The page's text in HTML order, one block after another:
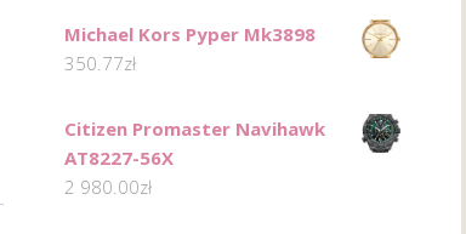
Michael Kors Pyper Mk3898
350.77zł
Citizen Promaster Navihawk
AT8227-56X
2 980.00zł